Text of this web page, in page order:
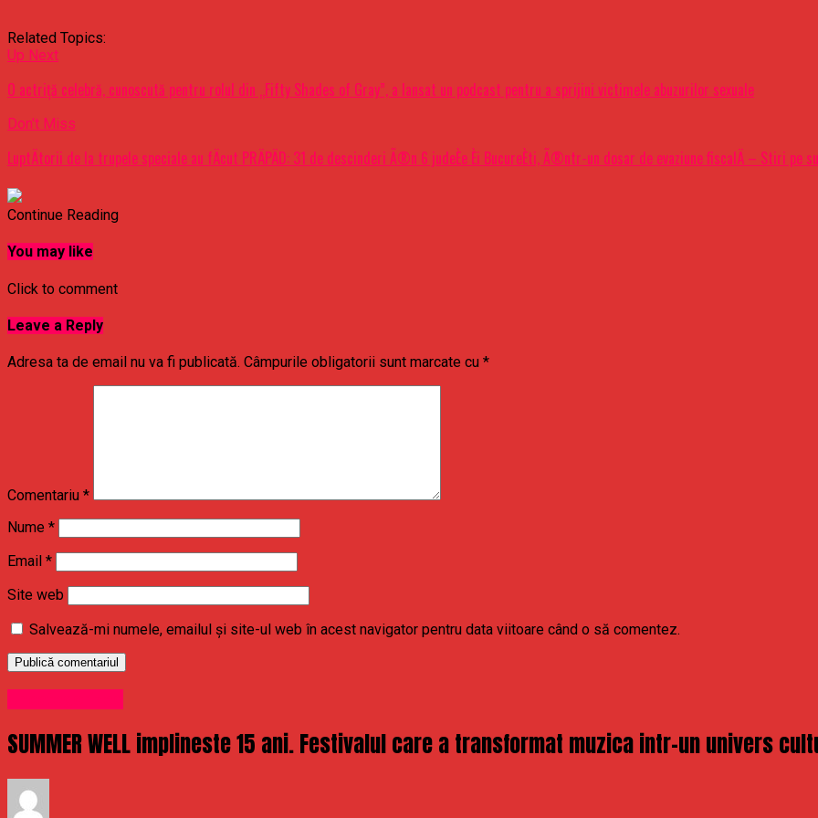
Related Topics:
Up Next
O actriţă celebră, cunoscută pentru rolul din „Fifty Shades of Gray”, a lansat un podcast pentru a sprijini victimele abuzurilor sexuale
Don't Miss
LuptÄtorii de la trupele speciale au fÄcut PRÄPÄD: 31 de descinderi Ã®n 6 judeÈe Èi BucureÈti, Ã®ntr-un dosar de evaziune fiscalÄ – Stiri pe
Continue Reading
You may like
Click to comment
Leave a Reply
Adresa ta de email nu va fi publicată. Câmpurile obligatorii sunt marcate cu *
Comentariu *
Nume *
Email *
Site web
Salvează-mi numele, emailul și site-ul web în acest navigator pentru data viitoare când o să comentez.
SUMMER WELL implineste 15 ani. Festivalul care a transformat muzica intr-un univers